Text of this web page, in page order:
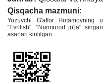
Qisqacha mazmuni:
Yozuvchi G'affor
"Evrilish", "Nurmurod jo'ja"
asarlari kiritilgan.